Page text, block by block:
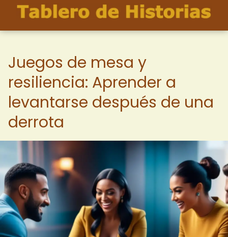
Juegos de mesa y
resiliencia: Aprender a
levantarse después de una
derrota